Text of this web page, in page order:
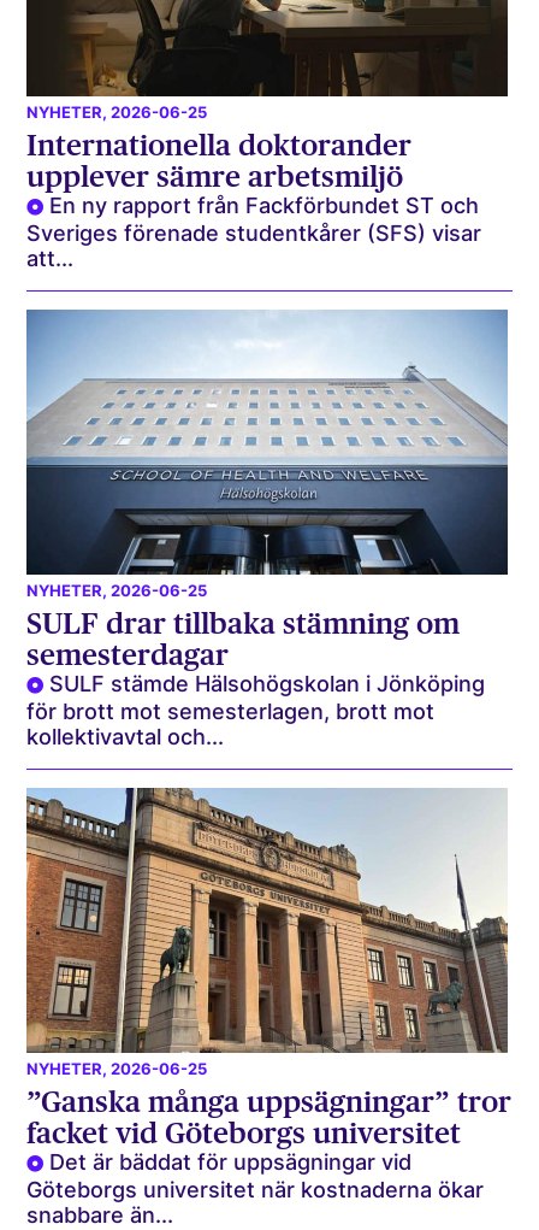
NYHETER, 2026-06-25
Internationella doktorander
upplever sämre arbetsmiljö
En ny rapport från Fackförbundet ST och
Sveriges förenade studentkårer (SFS) visar
att...
NYHETER, 2026-06-25
SULF drar tillbaka stämning om
semesterdagar
SULF stämde Hälsohögskolan i Jönköping
för brott mot semesterlagen, brott mot
kollektivavtal och...
NYHETER, 2026-06-25
”Ganska många uppsägningar” tror
facket vid Göteborgs universitet
Det är bäddat för uppsägningar vid
Göteborgs universitet när kostnaderna ökar
snabbare än...